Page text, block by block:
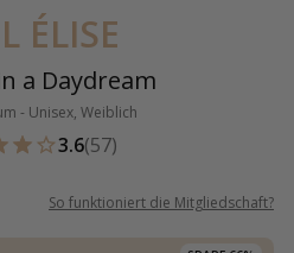
ÉLISE
a Daydream
- Unisex, Weiblich
3.6(57)
So funktioniert die Mitgliedschaft?